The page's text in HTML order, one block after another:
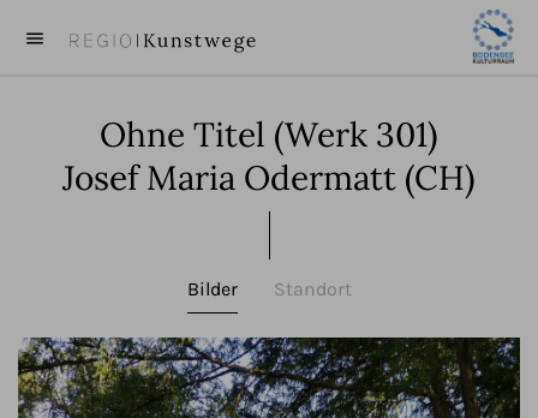
menu
close
KUNST
KÜNSTLER
BEITRÄGE
ÜBER UNS
Ohne Titel (Werk 301)
Josef Maria Odermatt (CH)
Bilder Standort